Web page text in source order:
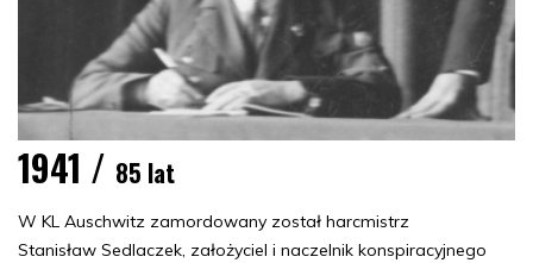
1941 / 85 lat
W KL Auschwitz zamordowany został harcmistrz
Stanisław Sedlaczek, założyciel i naczelnik konspiracyjnego